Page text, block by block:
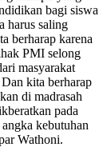
bagi siswa
harus saling
berharap karena
PMI selong
masyarakat
kita berharap
di madrasah
pada
kebutuhan
Wathoni.